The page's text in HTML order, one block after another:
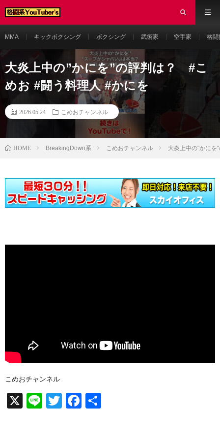
MMA キックボクシング ボクシング 武術家 空手家 格闘
大炎上中の”かにを”の評判は？ #こ
めお #闘う料理人 #かにを
2026.05.24 こめおチャンネル
HOME BreakingDown系 こめおチャンネル 大炎上中の"かに
こめおチャンネル
X
Li
T
F